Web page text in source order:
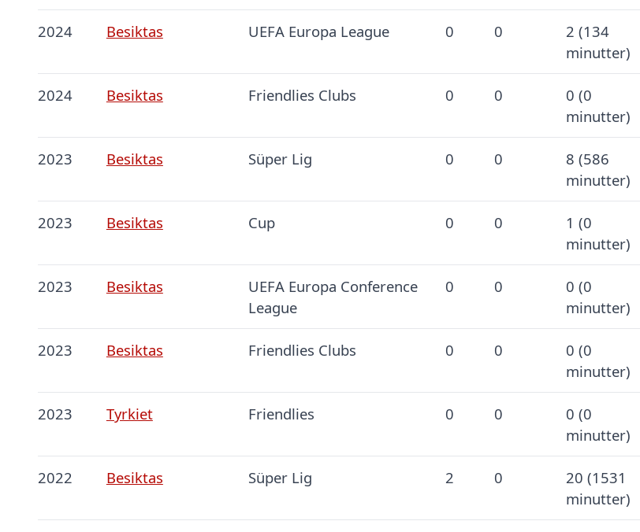
2024 Besiktas UEFA Europa League 0 0
2 (134
minutter)
2024 Besiktas Friendlies Clubs 0 0
0 (0
minutter)
2023 Besiktas Süper Lig 0 0
8 (586
minutter)
2023 Besiktas Cup 0 0
1 (0
minutter)
2023 Besiktas
UEFA Europa Conference
League
0 0
0 (0
minutter)
2023 Besiktas Friendlies Clubs 0 0
0 (0
minutter)
2023 Tyrkiet Friendlies 0 0
0 (0
minutter)
2022 Besiktas Süper Lig 2 0
20 (1531
minutter)